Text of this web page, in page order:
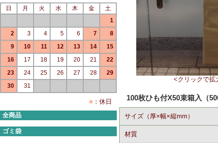
日 月 火 水 木 金
土
1
2
3 4 5 6 7
8
9
10 11 12 13 14
15
16
17 18 19 20 21
22
23
24 25 26 27 28
29
30
31
■ ：休日
全商品
ゴミ袋
<クリックで拡
100枚ひも付X50束箱入（
サイズ（厚×幅×縦mm）
材質